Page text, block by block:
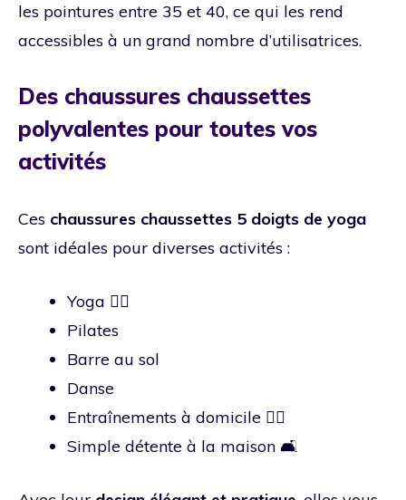
les pointures entre 35 et 40, ce qui les rend
accessibles à un grand nombre d’utilisatrices.
Des chaussures chaussettes
polyvalentes pour toutes vos
activités
Ces chaussures chaussettes 5 doigts de yoga
sont idéales pour diverses activités :
Yoga 🧘‍♀️
Pilates
Barre au sol
Danse
Entraînements à domicile 🏋️‍♀️
Simple détente à la maison 🛋️